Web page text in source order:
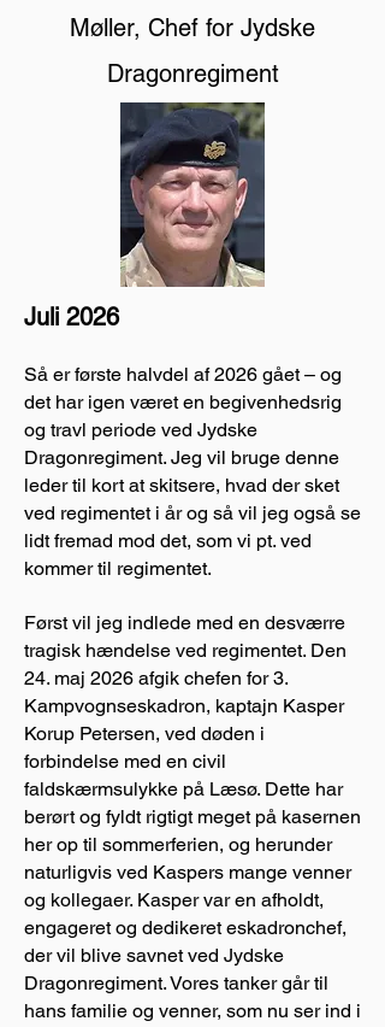
Møller, Chef for Jydske
Dragonregiment
Juli 2026
Så er første halvdel af 2026 gået – og
det har igen været en begivenhedsrig
og travl periode ved Jydske
Dragonregiment. Jeg vil bruge denne
leder til kort at skitsere, hvad der sket
ved regimentet i år og så vil jeg også se
lidt fremad mod det, som vi pt. ved
kommer til regimentet.
Først vil jeg indlede med en desværre
tragisk hændelse ved regimentet. Den
24. maj 2026 afgik chefen for 3.
Kampvognseskadron, kaptajn Kasper
Korup Petersen, ved døden i
forbindelse med en civil
faldskærmsulykke på Læsø. Dette har
berørt og fyldt rigtigt meget på kasernen
her op til sommerferien, og herunder
naturligvis ved Kaspers mange venner
og kollegaer. Kasper var en afholdt,
engageret og dedikeret eskadronchef,
der vil blive savnet ved Jydske
Dragonregiment. Vores tanker går til
hans familie og venner, som nu ser ind i